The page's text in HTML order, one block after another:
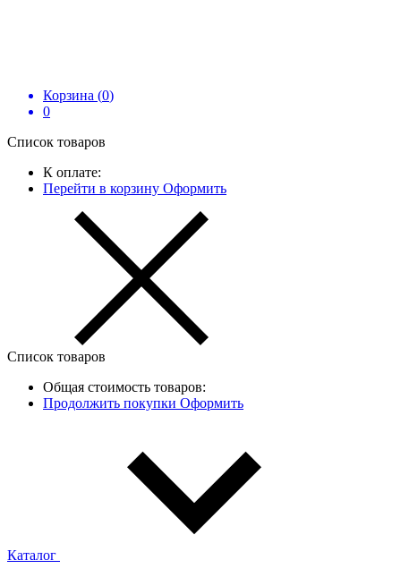
Корзина (0)
0
Список товаров
К оплате:
Перейти в корзину Оформить
Список товаров
Общая стоимость товаров:
Продолжить покупки Оформить
Каталог